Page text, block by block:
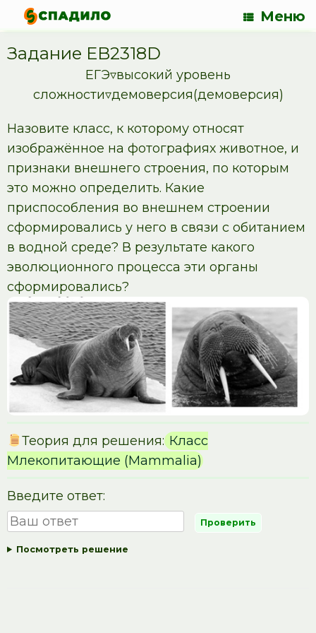
Меню
Задание EB2318D
ЕГЭ▿высокий уровень
сложности▿демоверсия(демоверсия)
Назовите класс, к которому относят
изображённое на фотографиях животное, и
признаки внешнего строения, по которым
это можно определить. Какие
приспособления во внешнем строении
сформировались у него в связи с обитанием
в водной среде? В результате какого
эволюционного процесса эти органы
сформировались?
Теория для решения:Класс
Млекопитающие (Mammalia)
Введите ответ:
Посмотреть решение